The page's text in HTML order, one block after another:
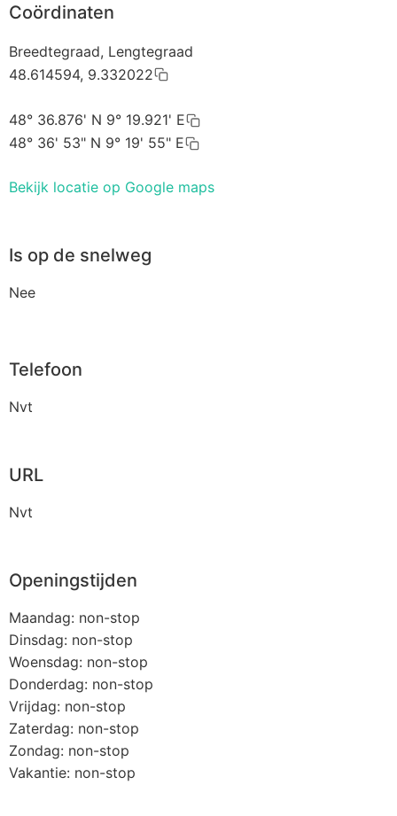
Coördinaten
Breedtegraad, Lengtegraad
48.614594, 9.332022
48° 36.876' N 9° 19.921' E
48° 36' 53" N 9° 19' 55" E
Bekijk locatie op Google maps
Is op de snelweg
Nee
Telefoon
Nvt
URL
Nvt
Openingstijden
Maandag: non-stop
Dinsdag: non-stop
Woensdag: non-stop
Donderdag: non-stop
Vrijdag: non-stop
Zaterdag: non-stop
Zondag: non-stop
Vakantie: non-stop